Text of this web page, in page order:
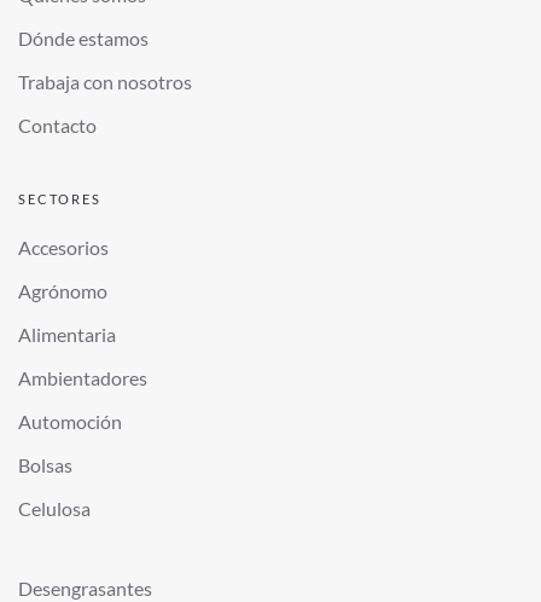
Dónde estamos
Trabaja con nosotros
Contacto
SECTORES
Accesorios
Agrónomo
Alimentaria
Ambientadores
Automoción
Bolsas
Celulosa
Desengrasantes